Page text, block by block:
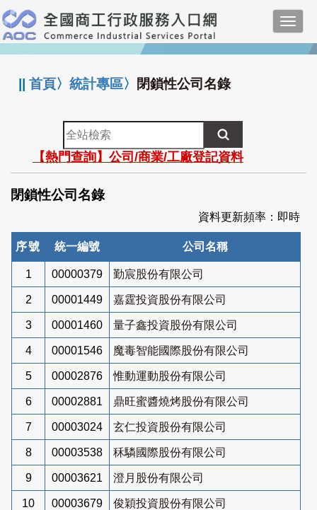
跳
到
主
要
:::
||首頁〉統計專區〉 閉鎖性公司名錄
全
站
檢
索
【熱門查詢】公司/商業/工廠登記資料
閉鎖性公司名錄
資料更新頻率：即時
序號 統一編號 公司名稱
1 00000379 勤宸股份有限公司
2 00001449 嘉霆投資股份有限公司
3 00001460 量子鑫投資股份有限公司
4 00001546 魔毒智能國際股份有限公司
5 00002876 惟動運動股份有限公司
6 00002881 鼎旺蜜醬燒烤股份有限公司
7 00003024 玄仁投資股份有限公司
8 00003538 秝驎國際股份有限公司
9 00003621 澄月股份有限公司
10 00003679 俊穎投資股份有限公司